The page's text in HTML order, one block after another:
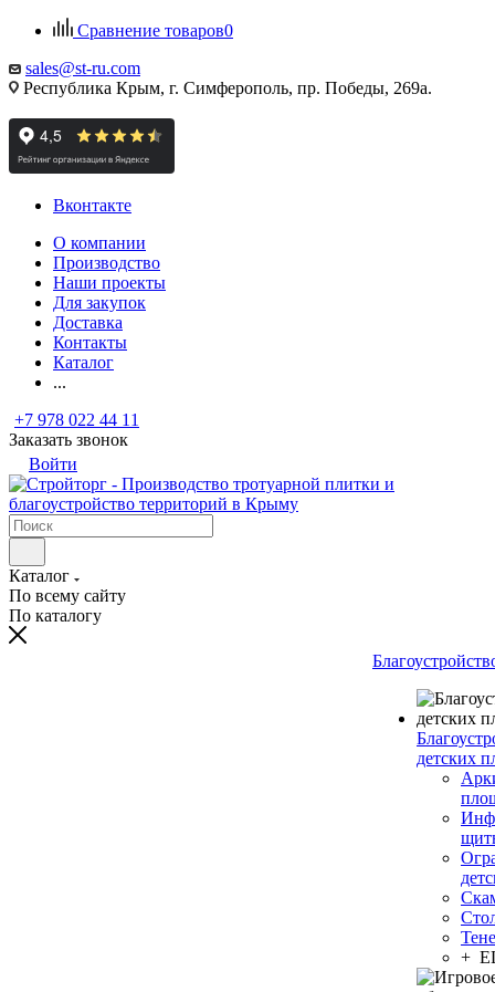
Сравнение товаров0
sales@st-ru.com
Республика Крым, г. Симферополь, пр. Победы, 269а.
Вконтакте
О компании
Производство
Наши проекты
Для закупок
Доставка
Контакты
Каталог
...
+7 978 022 44 11
Заказать звонок
Войти
Каталог
По всему сайту
По каталогу
детских
+